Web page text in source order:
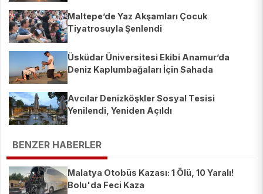
Maltepe’de Yaz Akşamları Çocuk
Tiyatrosuyla Şenlendi
Üsküdar Üniversitesi Ekibi Anamur’da
Deniz Kaplumbağaları İçin Sahada
Avcılar Denizköşkler Sosyal Tesisi
Yenilendi, Yeniden Açıldı
BENZER HABERLER
Malatya Otobüs Kazası: 1 Ölü, 10 Yaralı!
Bolu'da Feci Kaza